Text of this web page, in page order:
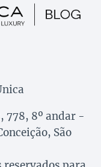
778, 8º andar -
São